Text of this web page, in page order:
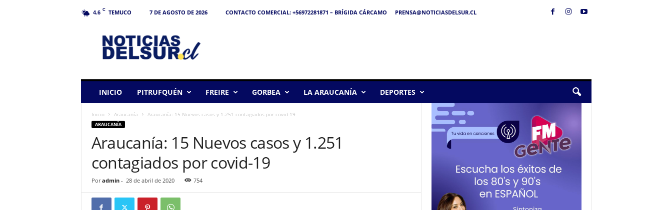
4.6 C TEMUCO 7 DE AGOSTO DE 2026 CONTACTO COMERCIAL: +56972281871 – BRÍGIDA CÁRCAMO
PRENSA@NOTICIASDELSUR.CL
INICIO PITRUFQUÉN FREIRE GORBEA LA ARAUCANÍA DEPORTES
Inicio Araucanía Araucanía: 15 Nuevos casos y 1.251 contagiados por covid-19
ARAUCANÍA
Araucanía: 15 Nuevos casos y 1.251
contagiados por covid-19
Por admin- 28 de abril de 2020 754